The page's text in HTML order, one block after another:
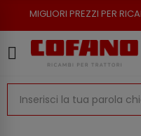
PREZZI PER RICAMBI PER